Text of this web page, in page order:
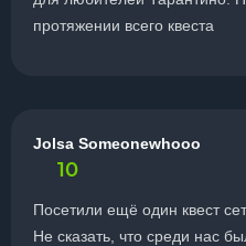
протяжении всего квеста
Jolsa Someonewhooo
10
Посетили ещё один квест
Не сказать, что среди нас